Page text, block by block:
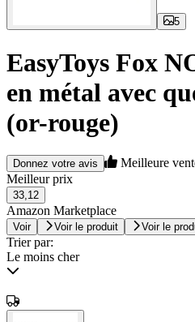
5
EasyToys Fox
en métal avec
(or-rouge)
Donnez votre avis
Meilleure
Meilleur prix
33,12
Amazon Marketplace
Voir Voir le produit Voir le
Trier par:
Le moins cher